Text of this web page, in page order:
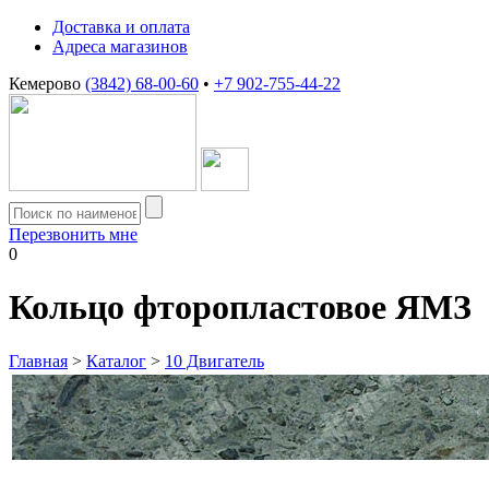
Доставка и оплата
Адреса магазинов
Кемерово (3842) 68-00-60 • +7 902-755-44-22
Перезвонить мне
0
Кольцо фторопластовое ЯМЗ
Главная > Каталог > 10 Двигатель